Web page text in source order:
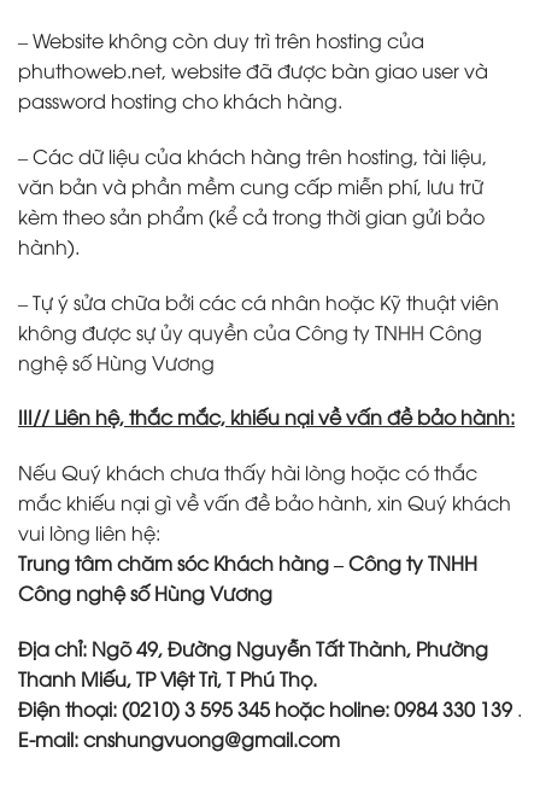
– Website không còn duy trì trên hosting của
phuthoweb.net, website đã được bàn giao user và
password hosting cho khách hàng.
– Các dữ liệu của khách hàng trên hosting, tài liệu,
văn bản và phần mềm cung cấp miễn phí, lưu trữ
kèm theo sản phẩm (kể cả trong thời gian gửi bảo
hành).
– Tự ý sửa chữa bởi các cá nhân hoặc Kỹ thuật viên
không được sự ủy quyền của Công ty TNHH Công
nghệ số Hùng Vương
III// Liên hệ, thắc mắc, khiếu nại về vấn đề bảo hành:
Nếu Quý khách chưa thấy hài lòng hoặc có thắc
mắc khiếu nại gì về vấn đề bảo hành, xin Quý khách
vui lòng liên hệ:
Trung tâm chăm sóc Khách hàng – Công ty TNHH
Công nghệ số Hùng Vương
Địa chỉ: Ngõ 49, Đường Nguyễn Tất Thành, Phường
Thanh Miếu, TP Việt Trì, T Phú Thọ.
Điện thoại:(0210) 3 595 345 hoặc holine: 0984 330 139 .
E-mail:cnshungvuong@gmail.com